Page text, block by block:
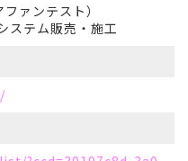
ァンテスト）
ステム販売・施工